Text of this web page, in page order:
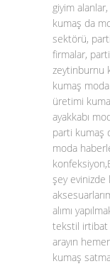
giyim
kumaş da
sektörü,
firmalar,
zeytinburnu
kumaş
üretimi
ayakkabı
parti kumaş
moda
şey evinizde
alımı
tekstil irtibat
arayın
kumaş